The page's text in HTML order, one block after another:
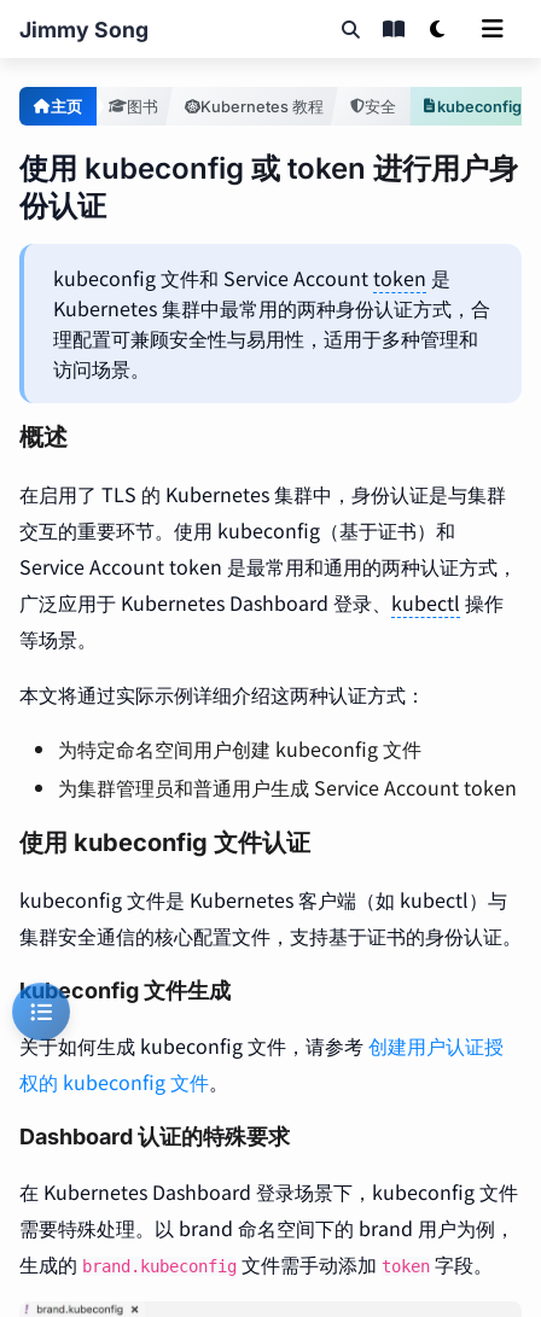
Jimmy Song
主页 图书 Kubernetes 教程 安全
使用 kubeconfig 或 token 进行用户身
份认证
kubeconfig 文件和 Service Accounttoken 是
Kubernetes 集群中最常用的两种身份认证方式，合
理配置可兼顾安全性与易用性，适用于多种管理和
访问场景。
概述
在启用了 TLS 的 Kubernetes 集群中，身份认证是与集群
交互的重要环节。使用 kubeconfig（基于证书）和
Service Account token 是最常用和通用的两种认证方式，
广泛应用于 Kubernetes Dashboard 登录、 kubectl 操作
等场景。
本文将通过实际示例详细介绍这两种认证方式：
为特定命名空间用户创建 kubeconfig 文件
为集群管理员和普通用户生成 Service Account token
使用 kubeconfig 文件认证
kubeconfig 文件是 Kubernetes 客户端（如 kubectl）与
集群安全通信的核心配置文件，支持基于证书的身份认证。
kubeconfig 文件生成
关于如何生成 kubeconfig 文件，请参考创建用户认证授
权的 kubeconfig 文件。
Dashboard 认证的特殊要求
在 Kubernetes Dashboard 登录场景下，kubeconfig 文件
需要特殊处理。以 brand 命名空间下的 brand 用户为例，
生成的 brand.kubeconfig 文件需手动添加 token 字段。